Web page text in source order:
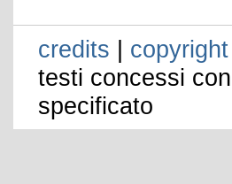
credits | copyright
testi concessi
specificato